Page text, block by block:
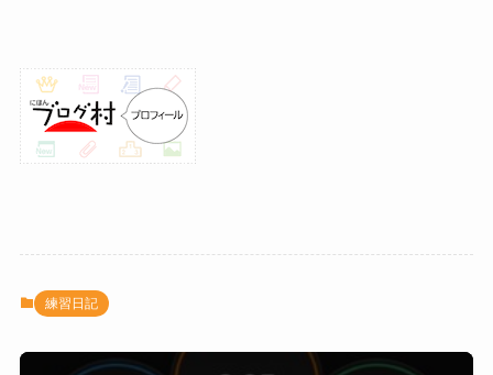
練習日記